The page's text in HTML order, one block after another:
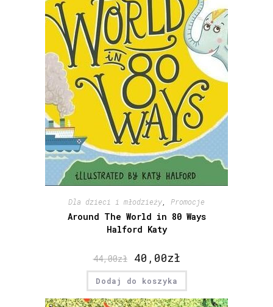
Dla dzieci i młodzieży Promocje
Around The World in 80 Ways
Halford Katy
44,00zł 40,00zł
Dodaj do koszyka